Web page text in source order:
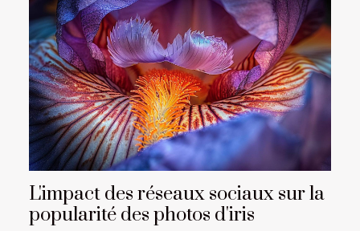
L'impact des réseaux sociaux sur la
popularité des photos d'iris